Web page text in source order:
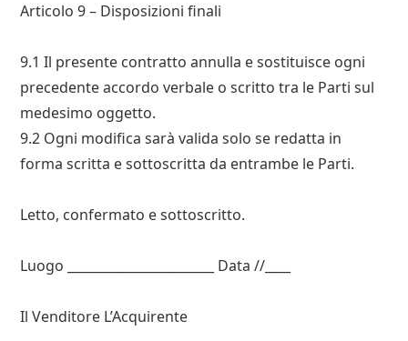
Articolo 9 – Disposizioni finali
9.1 Il presente contratto annulla e sostituisce ogni
precedente accordo verbale o scritto tra le Parti sul
medesimo oggetto.
9.2 Ogni modifica sarà valida solo se redatta in
forma scritta e sottoscritta da entrambe le Parti.
Letto, confermato e sottoscritto.
Luogo _______________________ Data //____
Il Venditore L’Acquirente